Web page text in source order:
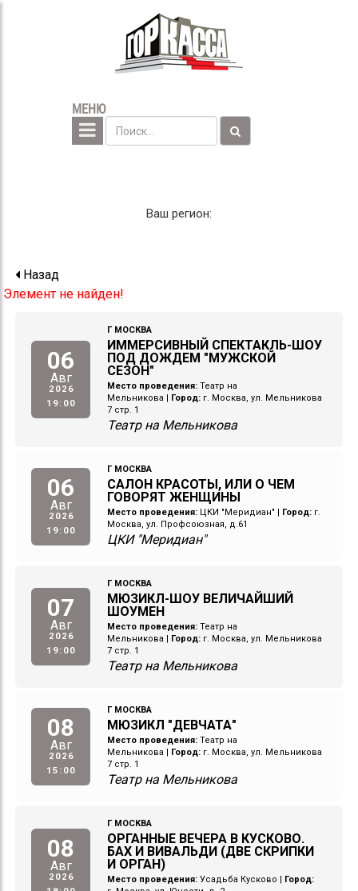
МЕНЮ
Ваш регион:
Назад
Элемент не найден!
06
Авг
2026
19:00
Г МОСКВА
ИММЕРСИВНЫЙ СПЕКТАКЛЬ-ШОУ
ПОД ДОЖДЕМ "МУЖСКОЙ
СЕЗОН"
Место проведения: Театр на
Мельникова
Город: г. Москва, ул. Мельникова
7 стр. 1
Театр на Мельникова
06
Авг
2026
19:00
Г МОСКВА
САЛОН КРАСОТЫ, ИЛИ О ЧЕМ
ГОВОРЯТ ЖЕНЩИНЫ
Место проведения: ЦКИ "Меридиан" Город: г.
Москва, ул. Профсоюзная, д.61
ЦКИ "Меридиан"
07
Авг
2026
19:00
Г МОСКВА
МЮЗИКЛ-ШОУ ВЕЛИЧАЙШИЙ
ШОУМЕН
Место проведения: Театр на
Мельникова
Город: г. Москва, ул. Мельникова
7 стр. 1
Театр на Мельникова
08
Авг
2026
15:00
Г МОСКВА
МЮЗИКЛ "ДЕВЧАТА"
Место проведения: Театр на
Мельникова
Город: г. Москва, ул. Мельникова
7 стр. 1
Театр на Мельникова
08
Авг
2026
Г МОСКВА
ОРГАННЫЕ ВЕЧЕРА В КУСКОВО.
БАХ И ВИВАЛЬДИ (ДВЕ СКРИПКИ
И ОРГАН)
Место проведения: Усадьба Кусково
Город: